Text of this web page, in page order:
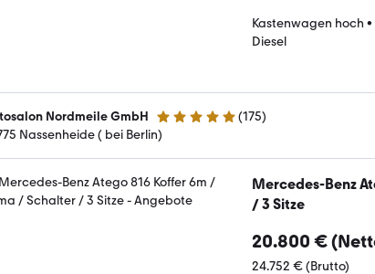
Kastenwagen hoch •
Diesel
Nordmeile GmbH 4.9 Sterne (175)
­­­Nassenheide ( bei Berlin)
Mercedes-Benz
/ 3 Sitze
20.800 €
24.752 € (Brutto)